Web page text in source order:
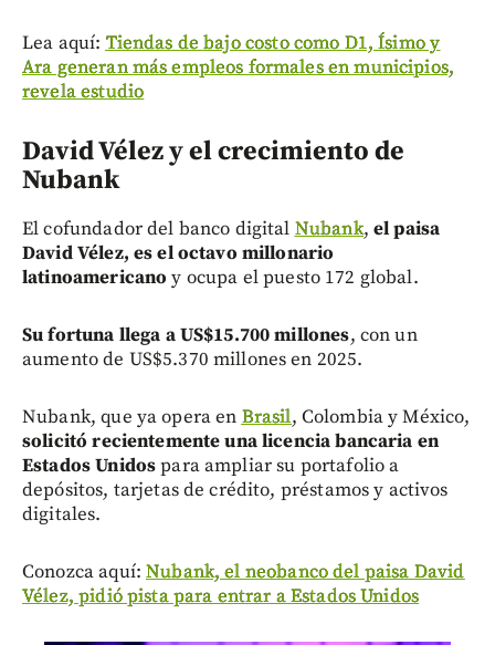
Lea aquí: Tiendas de bajo costo como D1, Ísimo y
Ara generan más empleos formales en municipios,
revela estudio
David Vélez y el crecimiento de
Nubank
El cofundador del banco digital Nubank, el paisa
David Vélez, es el octavo millonario
latinoamericano y ocupa el puesto 172 global.
Su fortuna llega a US$15.700 millones, con un
aumento de US$5.370 millones en 2025.
Nubank, que ya opera en Brasil, Colombia y México,
solicitó recientemente una licencia bancaria en
Estados Unidospara ampliar su portafolio a
depósitos, tarjetas de crédito, préstamos y activos
digitales.
Conozca aquí:Nubank, el neobanco del paisa David
Vélez, pidió pista para entrar a Estados Unidos